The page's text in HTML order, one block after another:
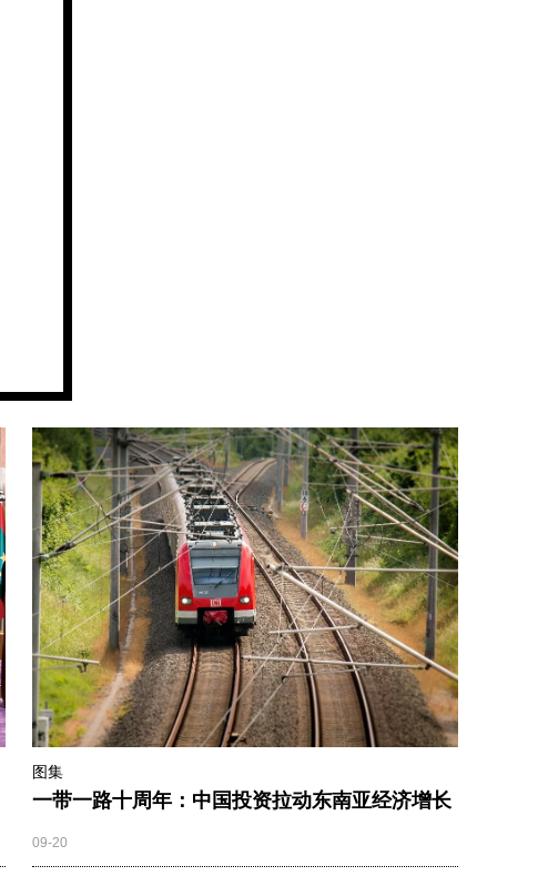
图集
一带一路十周年：中国投资拉动东南亚经济增长
09-20